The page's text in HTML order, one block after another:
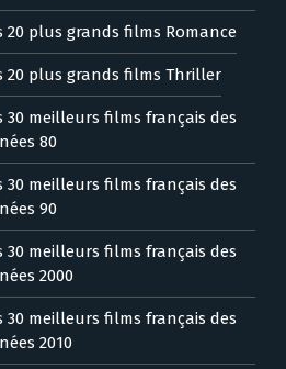
20 plus grands films Romance
20 plus grands films Thriller
30 meilleurs films français des
80
30 meilleurs films français des
90
30 meilleurs films français des
2000
30 meilleurs films français des
2010